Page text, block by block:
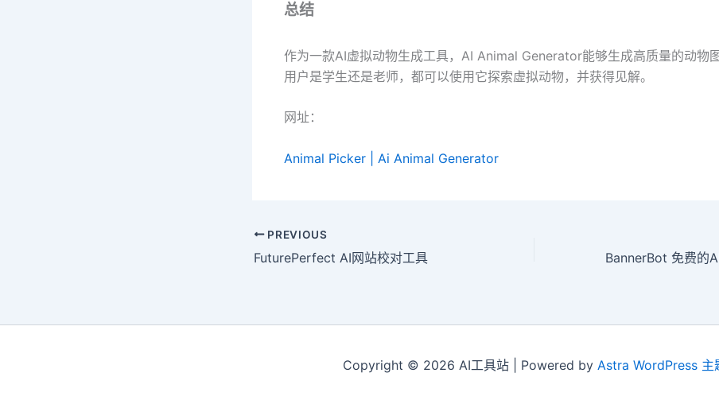
总结
作为一款AI虚拟动物生成工具，AI Animal Generator能够生成高质量的动物
用户是学生还是老师，都可以使用它探索虚拟动物，并获得见解。
网址：
Animal Picker | Ai Animal Generator
PREVIOUS
FuturePerfect AI网站校对工具
Copyright © 2026 AI工具站 | Powered by Astra WordPress 主